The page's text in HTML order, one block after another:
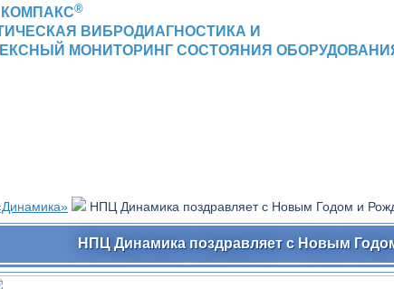
®
ВИБРОДИАГНОСТИКА И
МОНИТОРИНГ СОСТОЯНИЯ
НПЦ Динамика поздравляет с Новым Годом и
НПЦ Динамика поздравляет с Новым